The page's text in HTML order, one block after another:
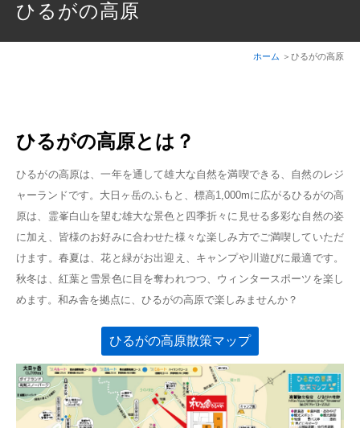
ひるがの高原
ホーム ひるがの高原
ひるがの高原とは？
ひるがの高原は、一年を通して雄大な自然を満喫できる、自然のレジ
ャーランドです。大日ヶ岳のふもと、標高1,000mに広がるひるがの高
原は、霊峯白山を望む雄大な景色と四季折々に見せる多彩な自然の姿
に加え、皆様のお好みに合わせた様々な楽しみ方でご満喫していただ
けます。春夏は、花と緑がお出迎え、キャンプや川遊びに最適です。
秋冬は、紅葉と雪景色に目を奪われつつ、ウィンタースポーツを楽し
めます。和み舎を拠点に、ひるがの高原で楽しみませんか？
ひるがの高原散策マップ